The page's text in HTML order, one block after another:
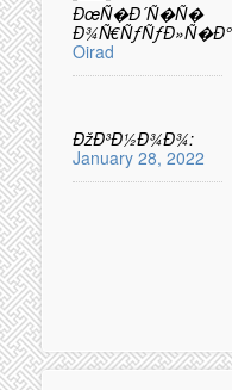
ÐœÑ�Ð´Ñ�Ñ�
Oirad
ÐžÐ³Ð½Ð¾Ð¾:
January 28, 2022